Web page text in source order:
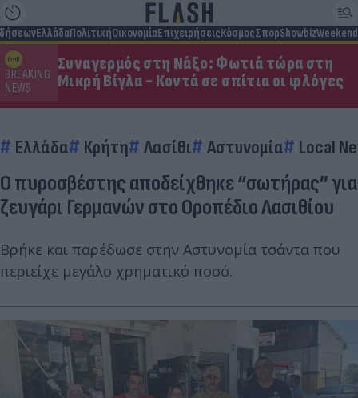
ΕλλάδαΠολιτικήΟικονομίαΕπιχειρήσειςΚόσμοςΣπορShowbizWeekend
BREAKING
NEWS
Συναγερμός στη Νάξο: Φωτιά τώρα στη
Μικρή Βίγλα - Κοντά σε σπίτια οι φλόγες
Ελλάδα Κρήτη Λασίθι Αστυνομία Local
Ο πυροσβέστης αποδείχθηκε “σωτήρας” για
ζευγάρι Γερμανών στο Οροπέδιο Λασιθίου
Βρήκε και παρέδωσε στην Αστυνομία τσάντα που
περιείχε μεγάλο χρηματικό ποσό.